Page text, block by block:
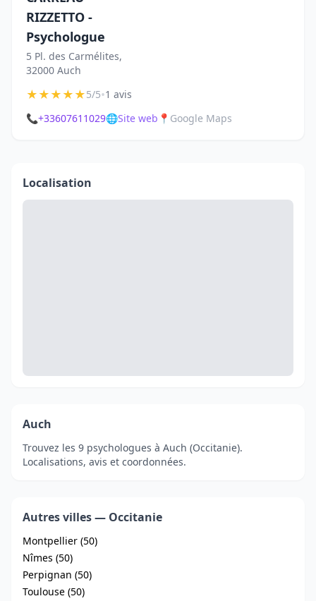
RIZZETTO -
Psychologue
5 Pl. des Carmélites,
32000 Auch
★★★★★5/5•1 avis
📞+33607611029🌐Site web 📍 Google Maps
Localisation
Auch
Trouvez les 9 psychologues à Auch (Occitanie).
Localisations, avis et coordonnées.
Autres villes — Occitanie
Montpellier (50)
Nîmes (50)
Perpignan (50)
Toulouse (50)